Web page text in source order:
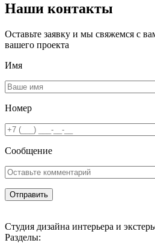
Наши контакты
Оставьте заявку и мы свяжемся с
вашего проекта
Имя
Номер
Сообщение
Студия дизайна интерьера и
Разделы: